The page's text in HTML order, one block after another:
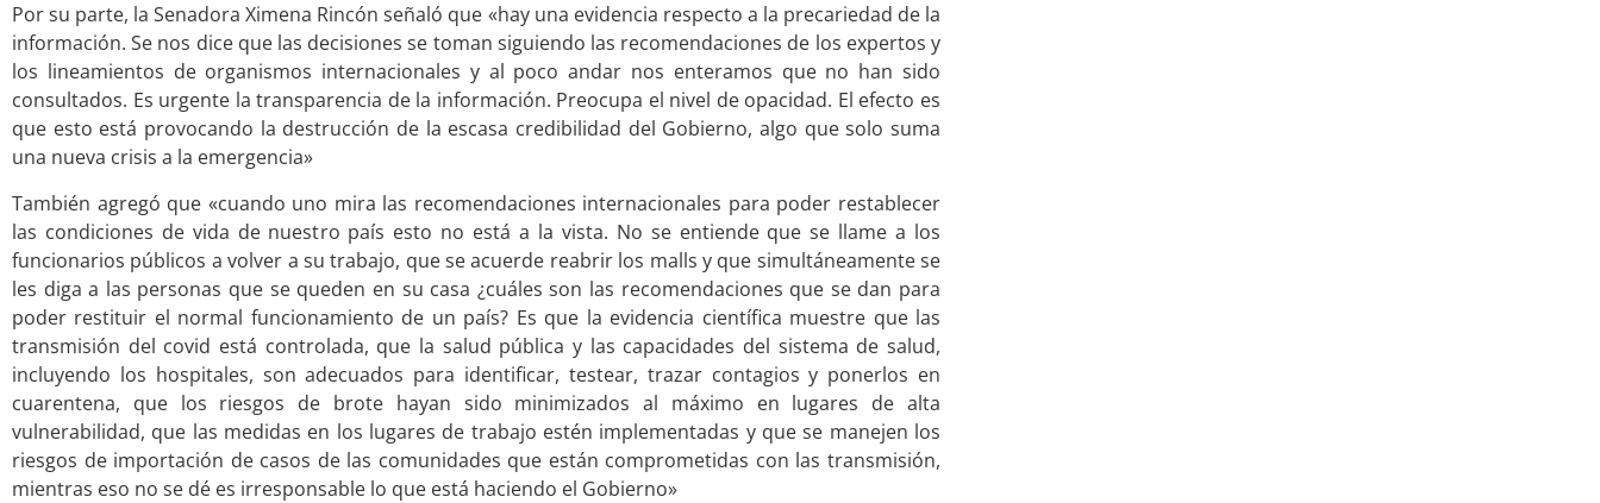
Por su parte, la Senadora Ximena Rincón señaló que «hay una evidencia respecto a la precariedad de la
información. Se nos dice que las decisiones se toman siguiendo las recomendaciones de los expertos y
los lineamientos de organismos internacionales y al poco andar nos enteramos que no han sido
consultados. Es urgente la transparencia de la información. Preocupa el nivel de opacidad. El efecto es
que esto está provocando la destrucción de la escasa credibilidad del Gobierno, algo que solo suma
una nueva crisis a la emergencia»
También agregó que «cuando uno mira las recomendaciones internacionales para poder restablecer
las condiciones de vida de nuestro país esto no está a la vista. No se entiende que se llame a los
funcionarios públicos a volver a su trabajo, que se acuerde reabrir los malls y que simultáneamente se
les diga a las personas que se queden en su casa ¿cuáles son las recomendaciones que se dan para
poder restituir el normal funcionamiento de un país? Es que la evidencia científica muestre que las
transmisión del covid está controlada, que la salud pública y las capacidades del sistema de salud,
incluyendo los hospitales, son adecuados para identificar, testear, trazar contagios y ponerlos en
cuarentena, que los riesgos de brote hayan sido minimizados al máximo en lugares de alta
vulnerabilidad, que las medidas en los lugares de trabajo estén implementadas y que se manejen los
riesgos de importación de casos de las comunidades que están comprometidas con las transmisión,
mientras eso no se dé es irresponsable lo que está haciendo el Gobierno»